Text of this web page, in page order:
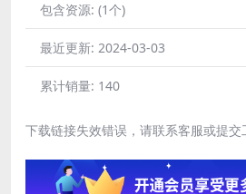
包含资源: (1个)
最近更新: 2024-03-03
累计销量: 140
下载链接失效错误，请联系客服或提交